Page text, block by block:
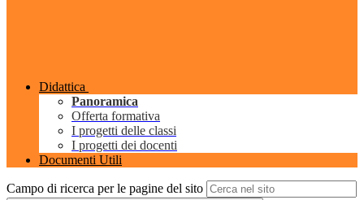
Didattica
Panoramica
Offerta formativa
I progetti delle classi
I progetti dei docenti
Documenti Utili
Campo di ricerca per le pagine del sito